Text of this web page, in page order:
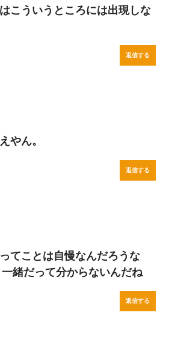
こういうところには出現しな
返信する
やん。
返信する
てことは自慢なんだろうな
緒だって分からないんだね
返信する